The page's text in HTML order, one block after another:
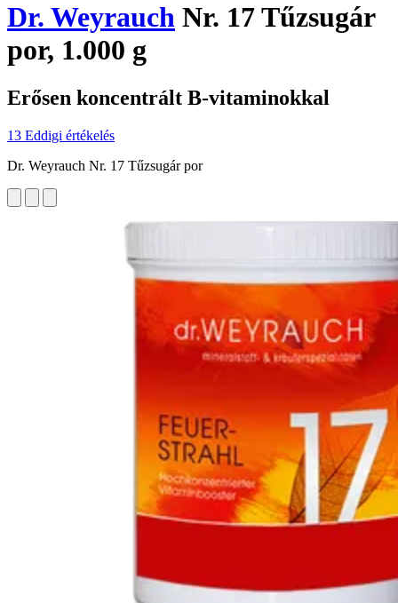
Dr. Weyrauch Nr. 17 Tűzsugár
por, 1.000 g
Erősen koncentrált B-vitaminokkal
13 Eddigi értékelés
Dr. Weyrauch Nr. 17 Tűzsugár por